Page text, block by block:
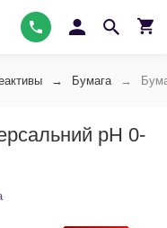
Бумага
pH 0-